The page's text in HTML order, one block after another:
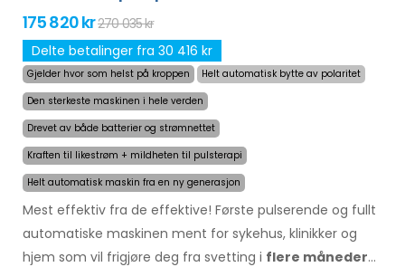
175 820 kr270 035 kr
Delte betalinger fra 30 416 kr
Gjelder hvor som helst på kroppen
Helt automatisk bytte av polaritet
Den sterkeste maskinen i hele verden
Drevet av både batterier og strømnettet
Kraften til likestrøm + mildheten til pulsterapi
Helt automatisk maskin fra en ny generasjon
Mest effektiv fra de effektive! Første pulserende og fullt
automatiske maskinen ment for sykehus, klinikker og
hjem som vil frigjøre deg fra svetting i flere måneder